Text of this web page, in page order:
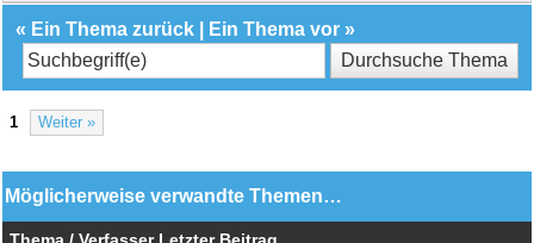
« Ein Thema zurück Ein Thema vor »
1 Weiter »
Möglicherweise verwandte Themen…
Thema / Verfasser Letzter Beitrag